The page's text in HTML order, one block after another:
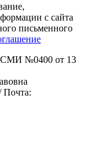
с сайта
письменного
СМИ №0400 от 13
Почта: